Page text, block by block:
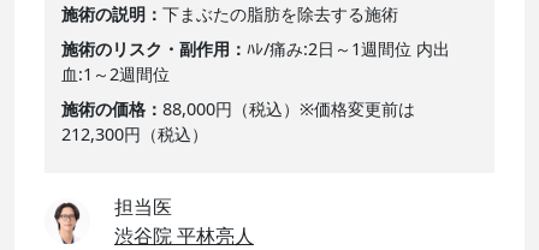
施術の説明
下まぶたの脂肪を除去する施術
施術のリスク・副作用
ﾊﾚ/痛み:2日～1週間位 内出
血:1～2週間位
施術の価格
88,000円（税込）※価格変更前は
212,300円（税込）
担当医
渋谷院 平林亮人